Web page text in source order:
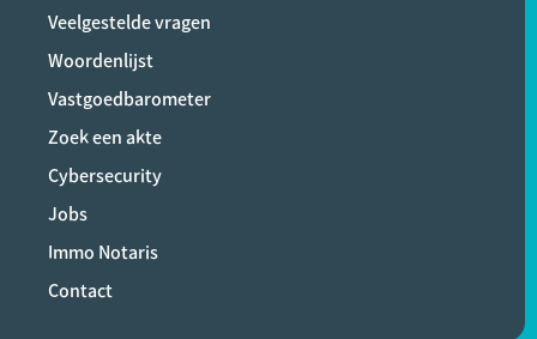
Veelgestelde vragen
Woordenlijst
Vastgoedbarometer
Zoek een akte
Cybersecurity
Jobs
Immo Notaris
Contact